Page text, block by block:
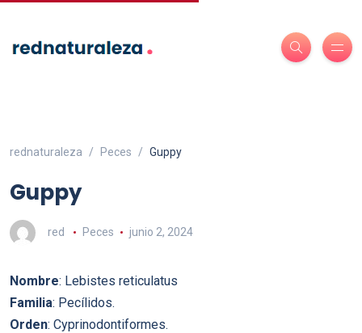
rednaturaleza Peces Guppy
Guppy
red Peces junio 2, 2024
Nombre: Lebistes reticulatus
Familia: Pecílidos.
Orden: Cyprinodontiformes.